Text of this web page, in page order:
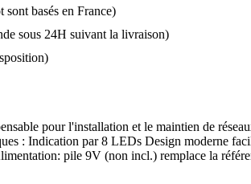
sont basés en France)
sous 24H suivant la livraison)
pour l'installation et le maintien de
: Indication par 8 LEDs Design moderne
pile 9V (non incl.) remplace la